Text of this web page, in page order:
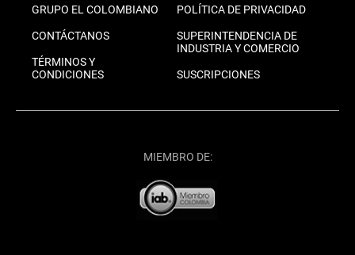
GRUPO EL COLOMBIANO
CONTÁCTANOS
TÉRMINOS Y
CONDICIONES
POLÍTICA DE PRIVACIDAD
SUPERINTENDENCIA DE
INDUSTRIA Y COMERCIO
SUSCRIPCIONES
MIEMBRO DE: